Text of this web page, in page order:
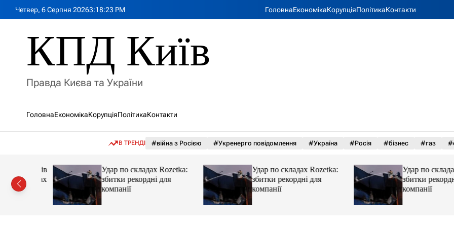
Четвер, 6 Серпня 20263:18:25 PM ГоловнаЕкономікаКорупціяПолітикаКонтакти
КПД Київ
Правда Києва та України
ГоловнаЕкономікаКорупціяПолітикаКонтакти
В ТРЕНДІ #війна з Росією #Укренерго повідомлення #Україна #Росія #бізнес #газ
країнах
Удар по складах Rozetka:
збитки рекордні для
компанії
Удар по складах Rozetka:
збитки рекордні для
компанії
Удар по складах
збитки рекордні
компанії